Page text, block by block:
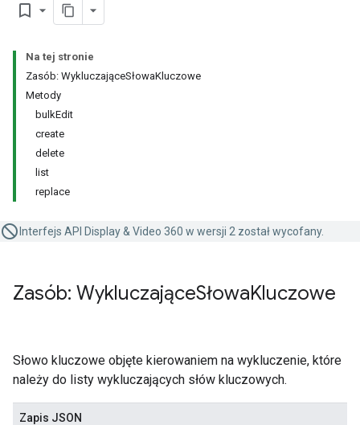
bookmark_border
Na tej stronie
Zasób: WykluczająceSłowaKluczowe
Metody
bulkEdit
create
delete
list
replace
Interfejs API Display & Video 360 w wersji 2 został wycofany.
Zasób: WykluczająceSłowaKluczowe
Słowo kluczowe objęte kierowaniem na wykluczenie, które
należy do listy wykluczających słów kluczowych.
Zapis JSON